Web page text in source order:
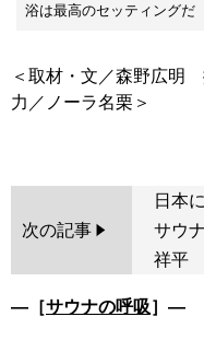
浴は最高のセッティングだ
＜取材・文／森野広
力／ノーラ名栗＞
次の記事
日本
サウ
祥平
―［サウナの呼吸］―